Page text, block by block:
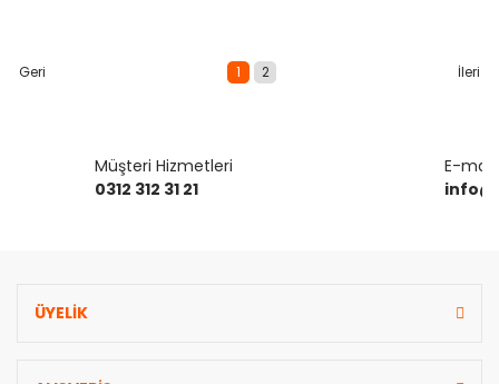
1 2
Müşteri Hizmetleri
0312 312 31 21
E-mail
ÜYELİK